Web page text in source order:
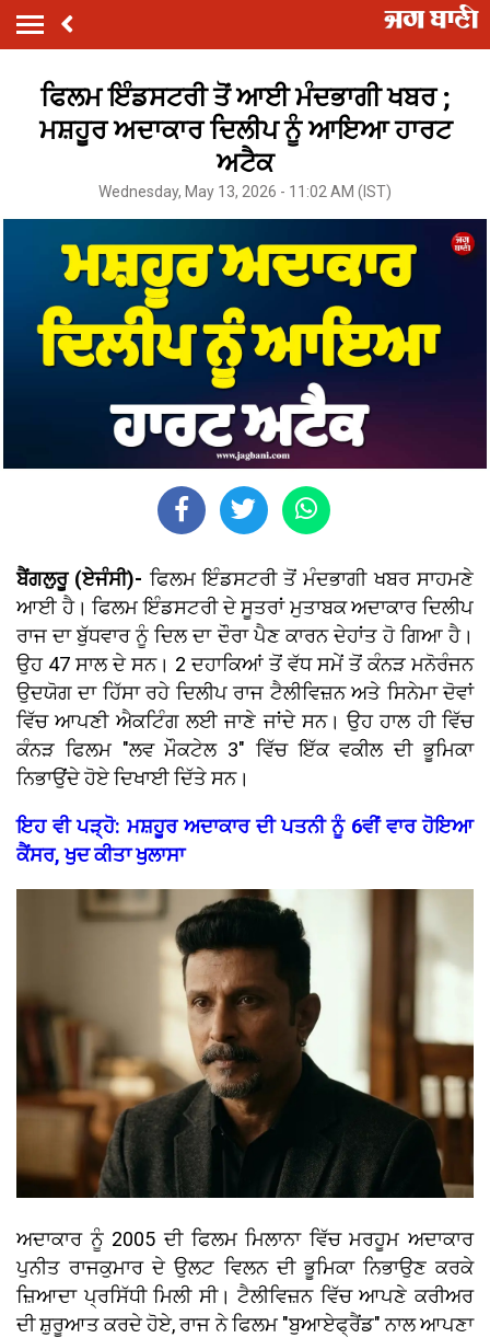
ਫਿਲਮ ਇੰਡਸਟਰੀ ਤੋਂ ਆਈ ਮੰਦਭਾਗੀ ਖਬਰ ;
ਮਸ਼ਹੂਰ ਅਦਾਕਾਰ ਦਿਲੀਪ ਨੂੰ ਆਇਆ ਹਾਰਟ
ਅਟੈਕ
Wednesday, May 13, 2026 - 11:02 AM (IST)
ਬੈਂਗਲੁਰੂ (ਏਜੰਸੀ)- ਫਿਲਮ ਇੰਡਸਟਰੀ ਤੋਂ ਮੰਦਭਾਗੀ ਖਬਰ ਸਾਹਮਣੇ
ਆਈ ਹੈ। ਫਿਲਮ ਇੰਡਸਟਰੀ ਦੇ ਸੂਤਰਾਂ ਮੁਤਾਬਕ ਅਦਾਕਾਰ ਦਿਲੀਪ
ਰਾਜ ਦਾ ਬੁੱਧਵਾਰ ਨੂੰ ਦਿਲ ਦਾ ਦੌਰਾ ਪੈਣ ਕਾਰਨ ਦੇਹਾਂਤ ਹੋ ਗਿਆ ਹੈ।
ਉਹ 47 ਸਾਲ ਦੇ ਸਨ। 2 ਦਹਾਕਿਆਂ ਤੋਂ ਵੱਧ ਸਮੇਂ ਤੋਂ ਕੰਨੜ ਮਨੋਰੰਜਨ
ਉਦਯੋਗ ਦਾ ਹਿੱਸਾ ਰਹੇ ਦਿਲੀਪ ਰਾਜ ਟੈਲੀਵਿਜ਼ਨ ਅਤੇ ਸਿਨੇਮਾ ਦੋਵਾਂ
ਵਿੱਚ ਆਪਣੀ ਐਕਟਿੰਗ ਲਈ ਜਾਣੇ ਜਾਂਦੇ ਸਨ। ਉਹ ਹਾਲ ਹੀ ਵਿੱਚ
ਕੰਨੜ ਫਿਲਮ "ਲਵ ਮੌਕਟੇਲ 3" ਵਿੱਚ ਇੱਕ ਵਕੀਲ ਦੀ ਭੂਮਿਕਾ
ਨਿਭਾਉਂਦੇ ਹੋਏ ਦਿਖਾਈ ਦਿੱਤੇ ਸਨ।
ਇਹ ਵੀ ਪੜ੍ਹੋ: ਮਸ਼ਹੂਰ ਅਦਾਕਾਰ ਦੀ ਪਤਨੀ ਨੂੰ 6ਵੀਂ ਵਾਰ ਹੋਇਆ
ਕੈਂਸਰ, ਖੁਦ ਕੀਤਾ ਖੁਲਾਸਾ
ਅਦਾਕਾਰ ਨੂੰ 2005 ਦੀ ਫਿਲਮ ਮਿਲਾਨਾ ਵਿੱਚ ਮਰਹੂਮ ਅਦਾਕਾਰ
ਪੁਨੀਤ ਰਾਜਕੁਮਾਰ ਦੇ ਉਲਟ ਵਿਲਨ ਦੀ ਭੂਮਿਕਾ ਨਿਭਾਉਣ ਕਰਕੇ
ਜ਼ਿਆਦਾ ਪ੍ਰਸਿੱਧੀ ਮਿਲੀ ਸੀ। ਟੈਲੀਵਿਜ਼ਨ ਵਿੱਚ ਆਪਣੇ ਕਰੀਅਰ
ਦੀ ਸ਼ੁਰੂਆਤ ਕਰਦੇ ਹੋਏ, ਰਾਜ ਨੇ ਫਿਲਮ "ਬੁਆਏਫ੍ਰੈਂਡ" ਨਾਲ ਆਪਣਾ